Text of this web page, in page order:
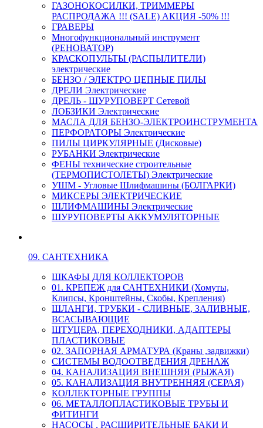
ГАЗОНОКОСИЛКИ, ТРИММЕРЫ
РАСПРОДАЖА !!! (SALE) АКЦИЯ -50% !!!
ГРАВЕРЫ
Многофункциональный инструмент
(РЕНОВАТОР)
КРАСКОПУЛЬТЫ (РАСПЫЛИТЕЛИ)
электрические
БЕНЗО / ЭЛЕКТРО ЦЕПНЫЕ ПИЛЫ
ДРЕЛИ Электрические
ДРЕЛЬ - ШУРУПОВЕРТ Сетевой
ЛОБЗИКИ Электрические
МАСЛА ДЛЯ БЕНЗО-ЭЛЕКТРОИНСТРУМЕНТА
ПЕРФОРАТОРЫ Электрические
ПИЛЫ ЦИРКУЛЯРНЫЕ (Дисковые)
РУБАНКИ Электрические
ФЕНЫ технические строительные
(ТЕРМОПИСТОЛЕТЫ) Электрические
УШМ - Угловые Шлифмашины (БОЛГАРКИ)
МИКСЕРЫ ЭЛЕКТРИЧЕСКИЕ
ШЛИФМАШИНЫ Электрические
ШУРУПОВЕРТЫ АККУМУЛЯТОРНЫЕ
09. САНТЕХНИКА
ШКАФЫ ДЛЯ КОЛЛЕКТОРОВ
01. КРЕПЕЖ для САНТЕХНИКИ (Хомуты,
Клипсы, Кронштейны, Скобы, Крепления)
ШЛАНГИ, ТРУБКИ - СЛИВНЫЕ, ЗАЛИВНЫЕ,
ВСАСЫВАЮЩИЕ
ШТУЦЕРА, ПЕРЕХОДНИКИ, АДАПТЕРЫ
ПЛАСТИКОВЫЕ
02. ЗАПОРНАЯ АРМАТУРА (Краны ,задвижки)
СИСТЕМЫ ВОДООТВЕДЕНИЯ ДРЕНАЖ
04. КАНАЛИЗАЦИЯ ВНЕШНЯЯ (РЫЖАЯ)
05. КАНАЛИЗАЦИЯ ВНУТРЕННЯЯ (СЕРАЯ)
КОЛЛЕКТОРНЫЕ ГРУППЫ
06. МЕТАЛЛОПЛАСТИКОВЫЕ ТРУБЫ И
ФИТИНГИ
НАСОСЫ , РАСШИРИТЕЛЬНЫЕ БАКИ И